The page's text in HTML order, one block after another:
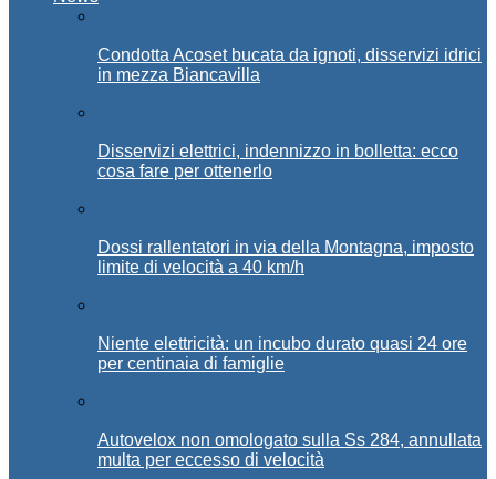
Condotta Acoset bucata da ignoti, disservizi idrici
in mezza Biancavilla
Disservizi elettrici, indennizzo in bolletta: ecco
cosa fare per ottenerlo
Dossi rallentatori in via della Montagna, imposto
limite di velocità a 40 km/h
Niente elettricità: un incubo durato quasi 24 ore
per centinaia di famiglie
Autovelox non omologato sulla Ss 284, annullata
multa per eccesso di velocità